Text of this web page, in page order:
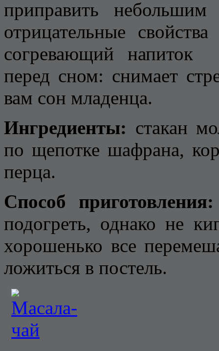
приправить
отрицательные
согревающий напиток
перед сном: снимает
вам сон младенца.
Ингредиенты: стакан
по щепотке шафрана,
перца.
Способ приготовления:
подогреть, однако не
хорошенько все
ложиться в постель.